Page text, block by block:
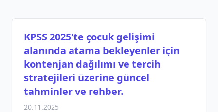
KPSS 2025'te çocuk gelişimi
alanında atama bekleyenler için
kontenjan dağılımı ve tercih
stratejileri üzerine güncel
tahminler ve rehber.
20.11.2025